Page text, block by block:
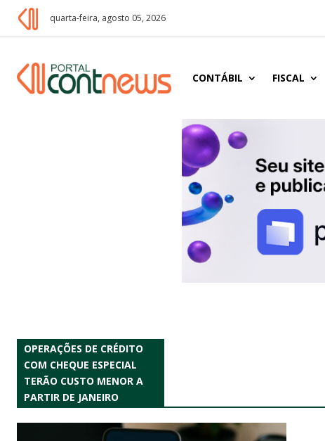
quarta-feira, agosto 05, 2026
CONTÁBIL FISCAL
OPERAÇÕES DE CRÉDITO
COM CHEQUE ESPECIAL
TERÃO CUSTO MENOR A
PARTIR DE JANEIRO